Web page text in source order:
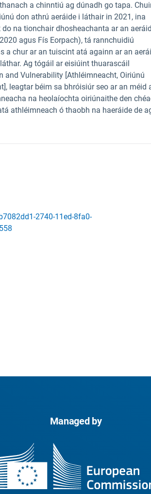
a chinntiú ag dúnadh go tapa.
don athrú aeráide i láthair in 2021, ina
na tionchair dhosheachanta ar an
agus Fís Eorpach), tá rannchuidiú
a chur ar an tuiscint atá againn ar an
Ag tógáil ar eisiúint thuarascáil
and Vulnerability [Athléimneacht, Oiriúnú
leagtar béim sa bhróisiúr seo ar an méid
na heolaíochta oiriúnaithe den
athléimneach ó thaobh na haeráide de
2740-11ed-8fa0-
Managed by